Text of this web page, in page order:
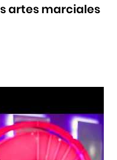
artes marciales